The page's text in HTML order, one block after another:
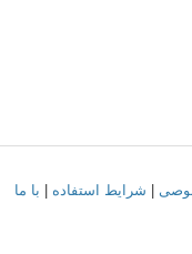
شرایط استفاده
با ما